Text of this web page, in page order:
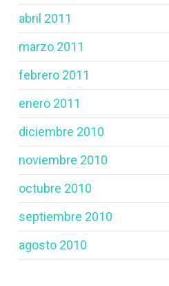
abril 2011
marzo 2011
febrero 2011
enero 2011
diciembre 2010
noviembre 2010
octubre 2010
septiembre 2010
agosto 2010